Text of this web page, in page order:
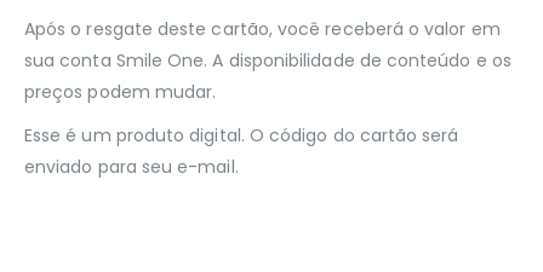
Após o resgate deste cartão, você receberá o valor em
sua conta Smile One. A disponibilidade de conteúdo e os
preços podem mudar.
Esse é um produto digital. O código do cartão será
enviado para seu e-mail.